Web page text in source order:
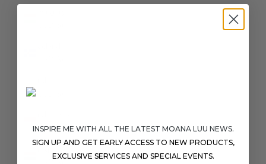
(USD $)
Iraq
INSPIRE ME WITH ALL THE LATEST MOANA LUU NEWS.
SIGN UP AND GET EARLY ACCESS TO NEW PRODUCTS,
EXCLUSIVE SERVICES AND SPECIAL EVENTS.